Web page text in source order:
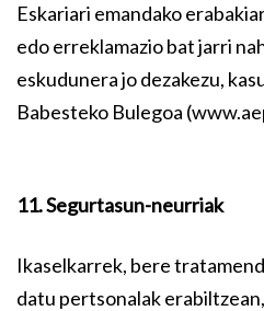
Eskariari emandako
edo erreklamazio bat jarri
eskudunera jo dezakezu,
Babesteko Bulegoa
11. Segurtasun-neurriak
Ikaselkarrek, bere
datu pertsonalak